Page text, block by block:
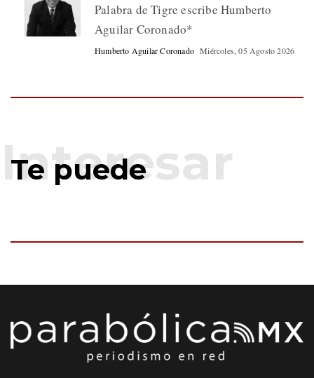
Palabra de Tigre escribe Humberto
Aguilar Coronado*
Humberto Aguilar Coronado Miércoles, 05 Agosto 2026
Te puede